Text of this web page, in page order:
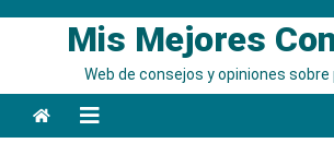
Mis Mejores
Web de consejos y opiniones